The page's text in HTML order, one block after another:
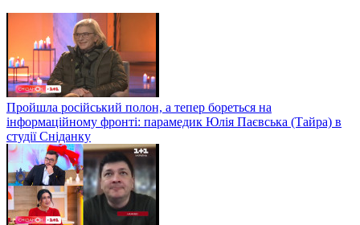
Пройшла російський полон, а тепер бореться на
інформаційному фронті: парамедик Юлія Паєвська (Тайра) в
студії Сніданку